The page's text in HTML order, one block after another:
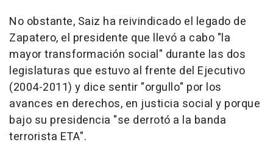
No obstante, Saiz ha reivindicado el legado de
Zapatero, el presidente que llevó a cabo "la
mayor transformación social" durante las dos
legislaturas que estuvo al frente del Ejecutivo
(2004-2011) y dice sentir "orgullo" por los
avances en derechos, en justicia social y porque
bajo su presidencia "se derrotó a la banda
terrorista ETA".